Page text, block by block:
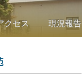
クセス 現況報告